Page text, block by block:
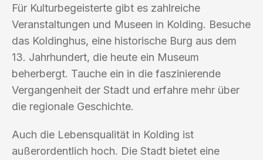
Für Kulturbegeisterte gibt es zahlreiche
Veranstaltungen und Museen in Kolding. Besuche
das Koldinghus, eine historische Burg aus dem
13. Jahrhundert, die heute ein Museum
beherbergt. Tauche ein in die faszinierende
Vergangenheit der Stadt und erfahre mehr über
die regionale Geschichte.
Auch die Lebensqualität in Kolding ist
außerordentlich hoch. Die Stadt bietet eine